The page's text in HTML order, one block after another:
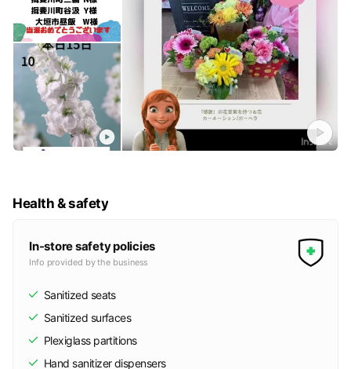
Health & safety
In-store safety policies
Info provided by the business
Sanitized seats
Sanitized surfaces
Plexiglass partitions
Hand sanitizer dispensers